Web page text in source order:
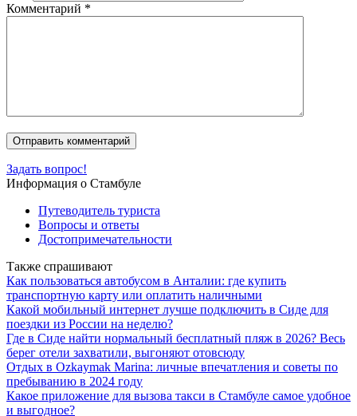
Комментарий *
Задать вопрос!
Информация о Стамбуле
Путеводитель туриста
Вопросы и ответы
Достопримечательности
Также спрашивают
Как пользоваться автобусом в Анталии: где купить
транспортную карту или оплатить наличными
Какой мобильный интернет лучше подключить в Сиде для
поездки из России на неделю?
Где в Сиде найти нормальный бесплатный пляж в 2026? Весь
берег отели захватили, выгоняют отовсюду
Отдых в Ozkaymak Marina: личные впечатления и советы по
пребыванию в 2024 году
Какое приложение для вызова такси в Стамбуле самое удобное
и выгодное?